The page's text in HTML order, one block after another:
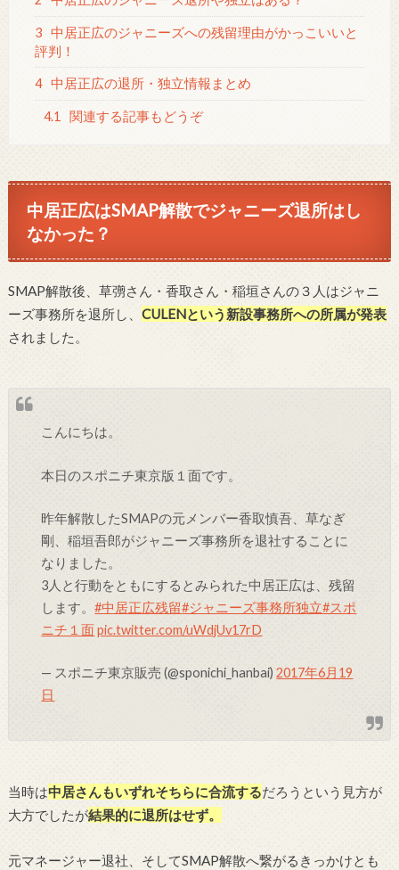
3 中居正広のジャニーズへの残留理由がかっこいいと
評判！
4 中居正広の退所・独立情報まとめ
4.1 関連する記事もどうぞ
中居正広はSMAP解散でジャニーズ退所はし
なかった？
SMAP解散後、草彅さん・香取さん・稲垣さんの３人はジャニ
ーズ事務所を退所し、 CULENという新設事務所への所属が発表
されました。
こんにちは。
本日のスポニチ東京版１面です。
昨年解散したSMAPの元メンバー香取慎吾、草なぎ
剛、稲垣吾郎がジャニーズ事務所を退社することに
なりました。
3人と行動をともにするとみられた中居正広は、残留
します。#中居正広残留#ジャニーズ事務所独立#スポ
ニチ１面 pic.twitter.com/uWdjUv17rD
— スポニチ東京販売 (@sponichi_hanbai)2017年6月19
日
当時は中居さんもいずれそちらに合流するだろうという見方が
大方でしたが結果的に退所はせず。
元マネージャー退社、そしてSMAP解散へ繋がるきっかけとも